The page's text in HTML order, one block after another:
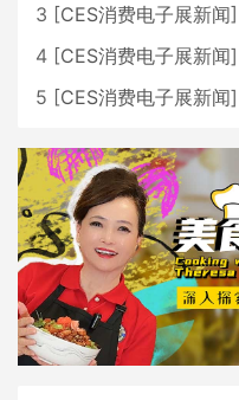
3 [CES消费电子展新闻]
4 [CES消费电子展新闻]
5 [CES消费电子展新闻]